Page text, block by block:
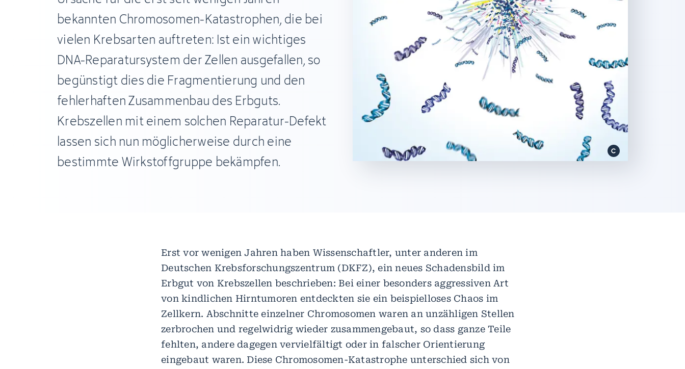
bekannten Chromosomen-Katastrophen, die bei
vielen Krebsarten auftreten: Ist ein wichtiges
DNA-Reparatursystem der Zellen ausgefallen, so
begünstigt dies die Fragmentierung und den
fehlerhaften Zusammenbau des Erbguts.
Krebszellen mit einem solchen Reparatur-Defekt
lassen sich nun möglicherweise durch eine
bestimmte Wirkstoffgruppe bekämpfen.
Erst vor wenigen Jahren haben Wissenschaftler, unter anderen im
Deutschen Krebsforschungszentrum (DKFZ), ein neues Schadensbild im
Erbgut von Krebszellen beschrieben: Bei einer besonders aggressiven Art
von kindlichen Hirntumoren entdeckten sie ein beispielloses Chaos im
Zellkern. Abschnitte einzelner Chromosomen waren an unzähligen Stellen
zerbrochen und regelwidrig wieder zusammengebaut, so dass ganze Teile
fehlten, andere dagegen vervielfältigt oder in falscher Orientierung
eingebaut waren. Diese Chromosomen-Katastrophe unterschied sich von